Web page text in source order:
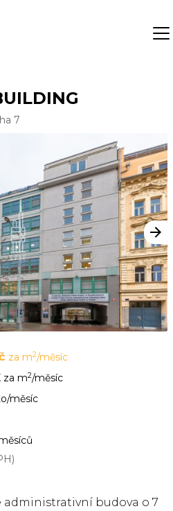
7
za m2/měsíc
za m2/měsíc
měsíc
budova o 7